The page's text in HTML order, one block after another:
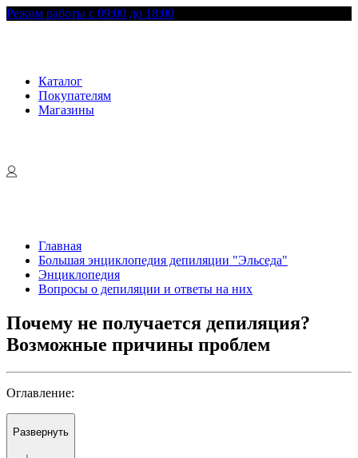
Режим работы с 09:00 до 18:00
Каталог
Покупателям
Магазины
Главная
Большая энциклопедия депиляции "Эльседа"
Энциклопедия
Вопросы о депиляции и ответы на них
Почему не получается депиляция?
Возможные причины проблем
Оглавление:
Развернуть